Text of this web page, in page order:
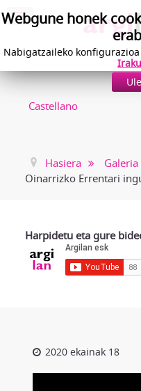
Castellano
Hasiera Galeria
Oinarrizko Errentari
Harpidetu eta gure
2020 ekainak 18
Webgune honek
Nabigatzaileko